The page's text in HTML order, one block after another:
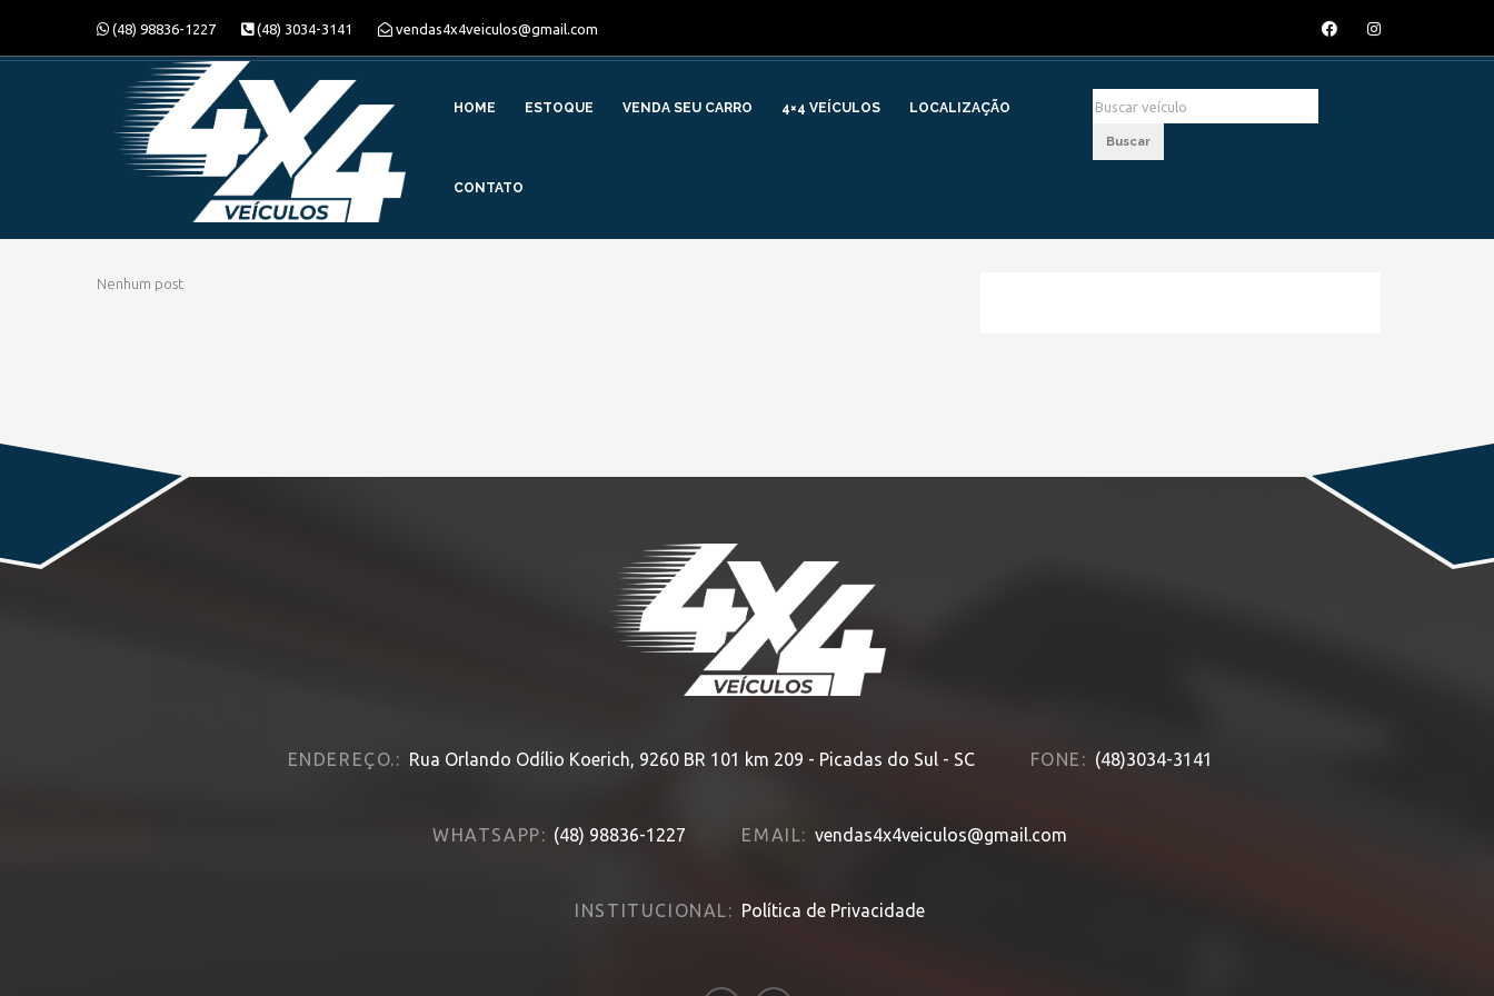
(48) 98836-1227 (48) 3034-3141 vendas4x4veiculos@gmail.com
HOME ESTOQUE VENDA SEU CARRO 4×4 VEÍCULOS LOCALIZAÇÃO
CONTATO
Buscar
» MODELO » ECLIPSE
HOME » MODELO » ECLIPSE
Nenhum post
ENDEREÇO.: Rua Orlando Odílio Koerich, 9260 BR 101 km 209 - Picadas do Sul - SC FONE: (48)3034-3141
WHATSAPP: (48) 98836-1227 EMAIL: vendas4x4veiculos@gmail.com
INSTITUCIONAL: Política de Privacidade